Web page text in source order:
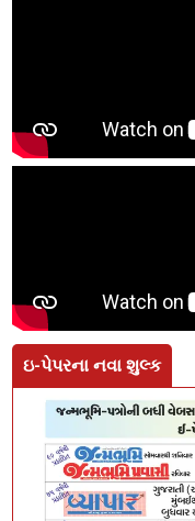
ઇ-પેપરના નવા શુલ્ક